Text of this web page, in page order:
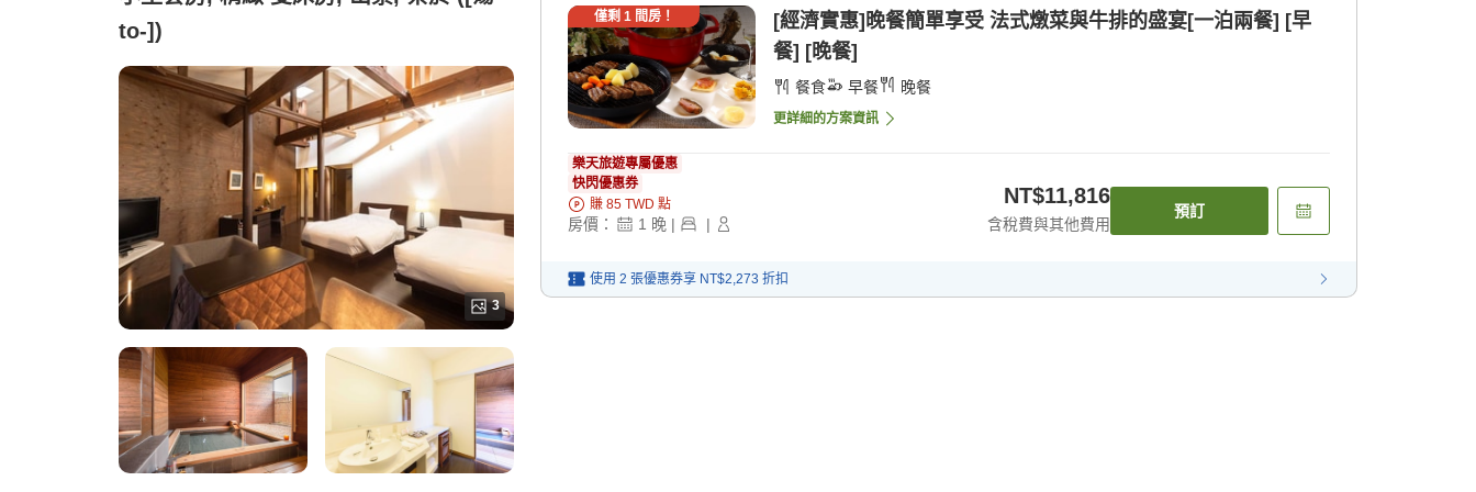
to-])
3
僅剩 1間房！
[經濟實惠]晚餐簡單享受 法式燉菜與牛排的盛宴[一泊兩餐] [早
餐] [晚餐]
餐食 早餐 晚餐
更詳細的方案資訊
樂天旅遊專屬優惠
快閃優惠券
賺 85 TWD 點
房價： 1 晚 | |
NT$11,816
含稅費與其他費用
預訂
使用 2 張優惠券享 NT$2,273 折扣